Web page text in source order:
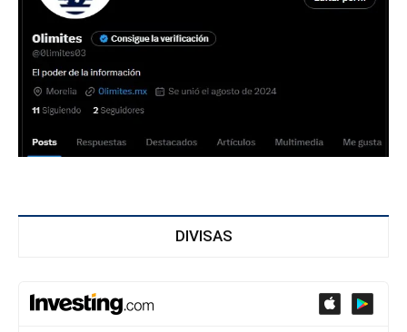
DIVISAS